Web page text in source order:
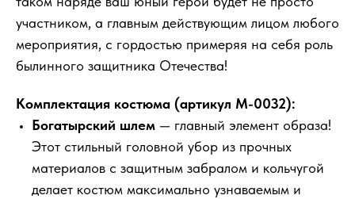
участником, а главным действующим лицом любого
мероприятия, с гордостью примеряя на себя роль
былинного защитника Отечества!
Комплектация костюма (артикул М-0032):
Богатырский шлем — главный элемент образа!
Этот стильный головной убор из прочных
материалов с защитным забралом и кольчугой
делает костюм максимально узнаваемым и